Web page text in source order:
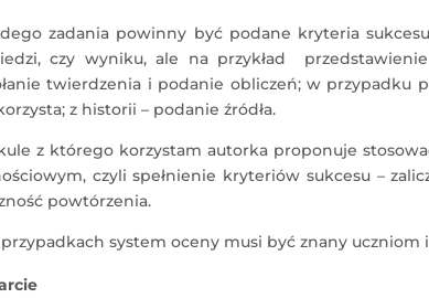
zadania powinny być podane kryteria
czy wyniku, ale na przykład
twierdzenia i podanie obliczeń; w przypadku
z historii – podanie źródła.
z którego korzystam autorka proponuje
czyli spełnienie kryteriów sukcesu –
powtórzenia.
system oceny musi być znany uczniom